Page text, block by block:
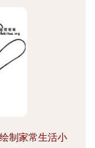
制家常生活小